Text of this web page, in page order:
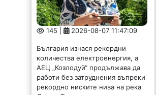
АЕЦ „Козлодуй“ продължава да
работи без затруднения въпреки
рекордно ниските нива на река
Дунав. Това заяви министърът на
енергетиката Ива Петрова в
ефира на...